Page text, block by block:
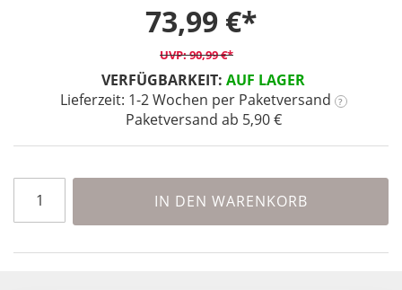
VERFÜGBARKEIT: AUF LAGER
Lieferzeit: 1-2 Wochen per Paketversand ?
Paketversand ab 5,90 €
73,99 €
90,99 €
IN DEN WARENKORB